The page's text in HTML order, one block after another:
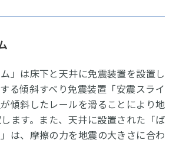
ム」は床下と天井に免震装置を設置し
る傾斜すべり免震装置「安震スライ
傾斜したレールを滑ることにより地
ます。また、天井に設置された「ば
は、摩擦の力を地震の大きさに合わ